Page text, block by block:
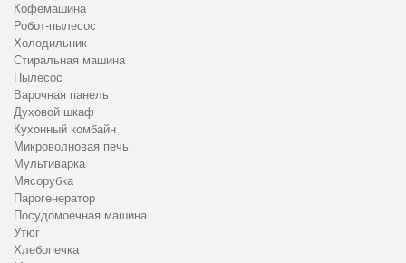
Кофемашина
Робот-пылесос
Холодильник
Стиральная машина
Пылесос
Варочная панель
Духовой шкаф
Кухонный комбайн
Микроволновая печь
Мультиварка
Мясорубка
Парогенератор
Посудомоечная машина
Утюг
Хлебопечка